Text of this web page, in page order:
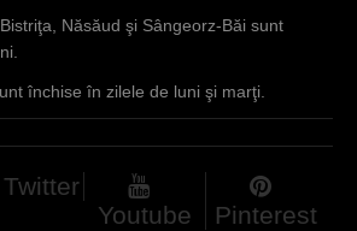
Năsăud şi Sângeorz-Băi sunt
închise în zilele de luni şi marţi.
Twitter
Youtube
Pinterest